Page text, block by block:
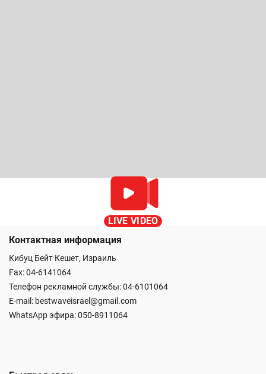
LIVE VIDEO
Контактная информация
Кибуц Бейт Кешет, Израиль
Fax: 04-6141064
Телефон рекламной службы: 04-6101064
E-mail: bestwaveisrael@gmail.com
WhatsApp эфира:050-8911064